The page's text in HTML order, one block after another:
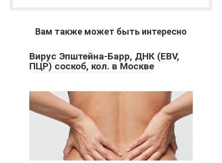
Вам также может быть интересно
Вирус Эпштейна-Барр, ДНК (EBV,
ПЦР) соскоб, кол. в Москве